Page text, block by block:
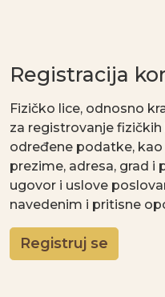
Registracija
Fizičko lice, odnosno
za registrovanje
određene podatke, kao
prezime, adresa, grad
ugovor i uslove
navedenim i pritisne
Registruj se